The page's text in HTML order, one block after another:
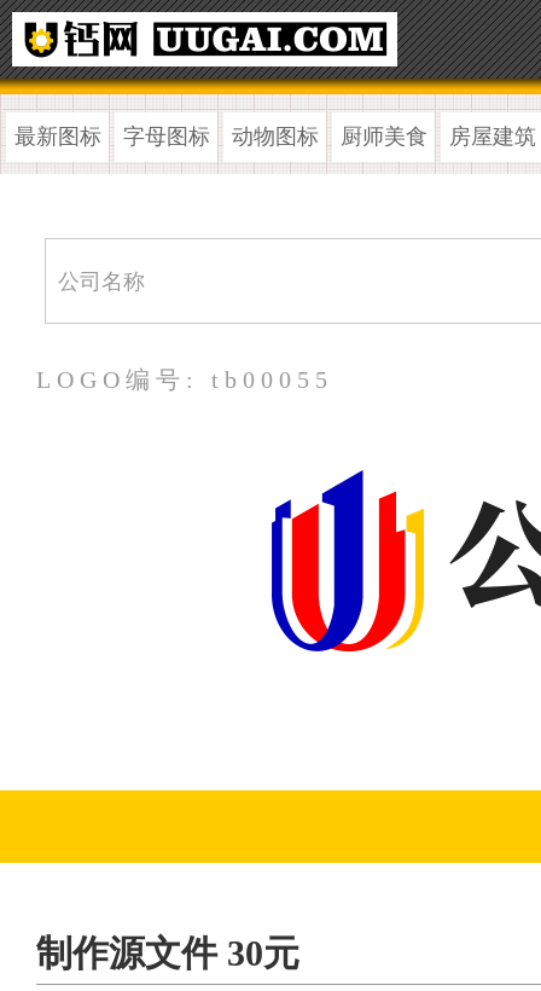
最新图标 字母图标 动物图标 厨师美食 房屋建筑
LOGO编号: tb00055
制作源文件 30元